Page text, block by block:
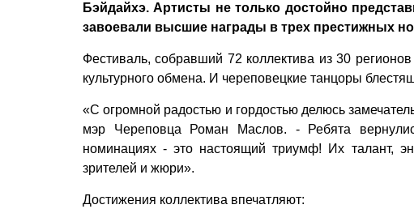
Бэйдайхэ. Артисты не только достойно
завоевали высшие награды в трех престижных
Фестиваль, собравший 72 коллектива из 30
культурного обмена. И череповецкие танцоры
«С огромной радостью и гордостью делюсь
мэр Череповца Роман Маслов. - Ребята
номинациях - это настоящий триумф! Их талант,
зрителей и жюри».
Достижения коллектива впечатляют: